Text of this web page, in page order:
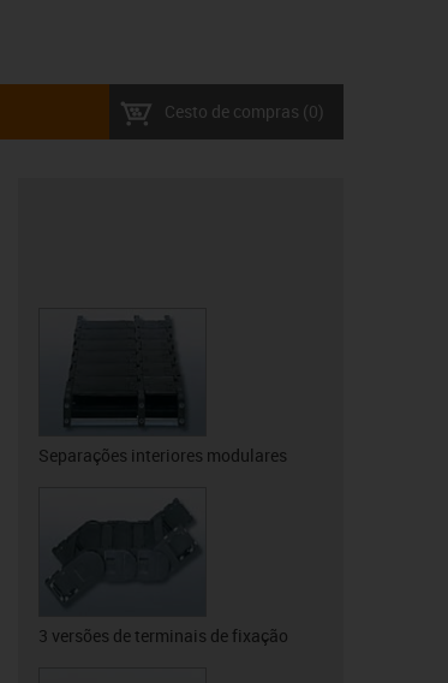
Cesto de compras (0)
Separações interiores modulares
3 versões de terminais de fixação